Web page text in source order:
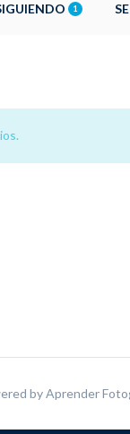
1
byAprender